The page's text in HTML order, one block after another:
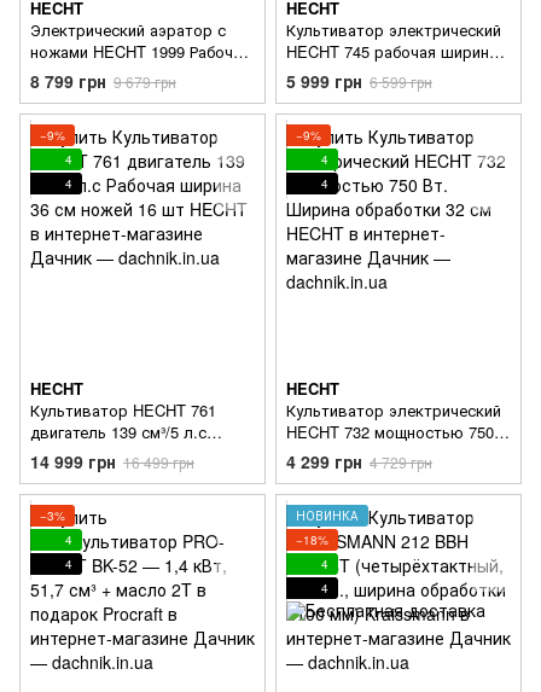
HECHT
Электрический аэратор с
ножами HECHT 1999 Рабочая
ширина 38 см Мощность 2000
Вт травосборник 45 л
8 799 грн 9 679 грн
HECHT
Культиватор электрический
HECHT 745 рабочая ширина
40 см (1500 Вт)
5 999 грн 6 599 грн
−9%
4
4
HECHT
Культиватор HECHT 761
двигатель 139 см³/5 л.с
Рабочая ширина 36 см ножей
16 шт
14 999 грн 16 499 грн
−9%
4
4
HECHT
Культиватор электрический
HECHT 732 мощностью 750
Вт. Ширина обработки 32 см
4 299 грн 4 729 грн
−3%
4
4
НОВИНКА
−18%
4
4